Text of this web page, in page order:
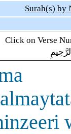
Surah(s) by
Click on Verse